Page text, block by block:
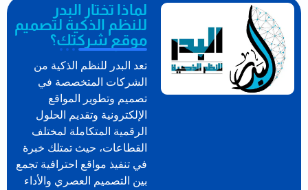
لماذا تختار البدر
للنظم الذكية لتصميم
موقع شركتك؟
تعد البدر للنظم الذكية من
الشركات المتخصصة في
تصميم وتطوير المواقع
الإلكترونية وتقديم الحلول
الرقمية المتكاملة لمختلف
القطاعات، حيث تمتلك خبرة
في تنفيذ مواقع احترافية تجمع
بين التصميم العصري والأداء